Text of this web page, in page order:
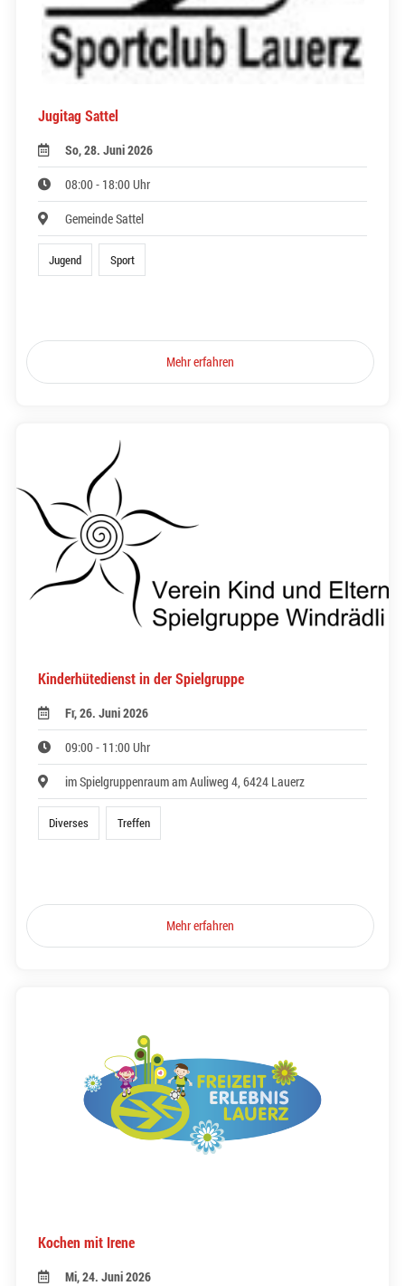
Jugitag Sattel
So, 28. Juni 2026
08:00 - 18:00 Uhr
Gemeinde Sattel
Jugend Sport
Mehr erfahren
Kinderhütedienst in der Spielgruppe
Fr, 26. Juni 2026
09:00 - 11:00 Uhr
im Spielgruppenraum am Auliweg 4, 6424 Lauerz
Diverses Treffen
Mehr erfahren
Kochen mit Irene
Mi, 24. Juni 2026